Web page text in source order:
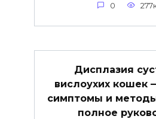
0
Дисплазия
вислоухих кошек
симптомы и
полное